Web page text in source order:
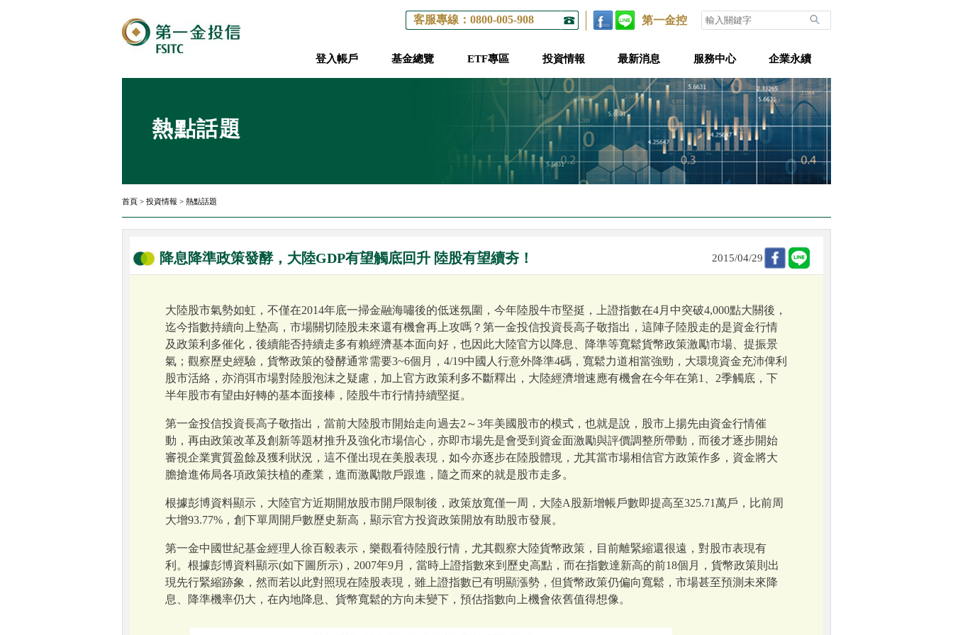
第一金控
客服專線：0800-005-908
登入帳戶 基金總覽 ETF專區 投資情報 最新消息 服務中心 企業永續
熱點話題
首頁 > 投資情報 > 熱點話題
降息降準政策發酵，大陸GDP有望觸底回升 陸股有望續夯！ 2015/04/29
大陸股市氣勢如虹，不僅在2014年底一掃金融海嘯後的低迷氛圍，今年陸股牛市堅挺，上證指數在4月中突破4,000點大關後，
迄今指數持續向上墊高，市場關切陸股未來還有機會再上攻嗎？第一金投信投資長高子敬指出，這陣子陸股走的是資金行情
及政策利多催化，後續能否持續走多有賴經濟基本面向好，也因此大陸官方以降息、降準等寬鬆貨幣政策激勵市場、提振景
氣；觀察歷史經驗，貨幣政策的發酵通常需要3~6個月，4/19中國人行意外降準4碼，寬鬆力道相當強勁，大環境資金充沛俾利
股市活絡，亦消弭市場對陸股泡沫之疑慮，加上官方政策利多不斷釋出，大陸經濟增速應有機會在今年在第1、2季觸底，下
半年股市有望由好轉的基本面接棒，陸股牛市行情持續堅挺。
第一金投信投資長高子敬指出，當前大陸股市開始走向過去2～3年美國股市的模式，也就是說，股市上揚先由資金行情催
動，再由政策改革及創新等題材推升及強化市場信心，亦即市場先是會受到資金面激勵與評價調整所帶動，而後才逐步開始
審視企業實質盈餘及獲利狀況，這不僅出現在美股表現，如今亦逐步在陸股體現，尤其當市場相信官方政策作多，資金將大
膽搶進佈局各項政策扶植的產業，進而激勵散戶跟進，隨之而來的就是股市走多。
根據彭博資料顯示，大陸官方近期開放股市開戶限制後，政策放寬僅一周，大陸A股新增帳戶數即提高至325.71萬戶，比前周
大增93.77%，創下單周開戶數歷史新高，顯示官方投資政策開放有助股市發展。
第一金中國世紀基金經理人徐百毅表示，樂觀看待陸股行情，尤其觀察大陸貨幣政策，目前離緊縮還很遠，對股市表現有
利。根據彭博資料顯示(如下圖所示)，2007年9月，當時上證指數來到歷史高點，而在指數達新高的前18個月，貨幣政策則出
現先行緊縮跡象，然而若以此對照現在陸股表現，雖上證指數已有明顯漲勢，但貨幣政策仍偏向寬鬆，市場甚至預測未來降
息、降準機率仍大，在內地降息、貨幣寬鬆的方向未變下，預估指數向上機會依舊值得想像。